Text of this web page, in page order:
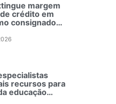
margem
crédito em
consignado
recursos para
educação